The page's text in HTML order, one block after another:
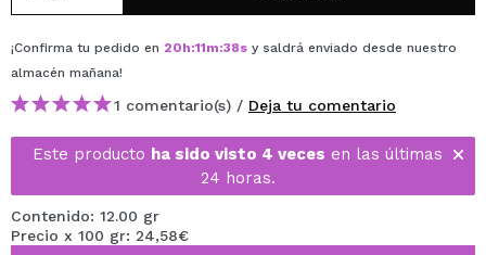
¡Confirma tu pedido en 20h:11m:38s y saldrá enviado desde nuestro
almacén mañana!
1 comentario(s) / Deja tu comentario
Este producto ha sido visto 4 veces en las últimas
24 horas.
Contenido: 12.00 gr
Precio x 100 gr: 24,58€